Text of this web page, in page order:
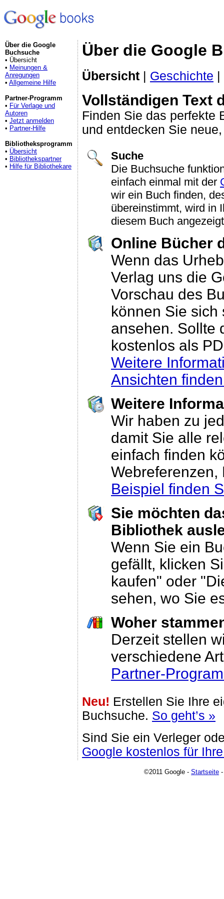
Über die Google
Buchsuche
• Übersicht
• Meinungen &
Anregungen
• Allgemeine Hilfe
Partner-Programm
• Für Verlage und
Autoren
• Jetzt anmelden
• Partner-Hilfe
Bibliotheksprogramm
• Übersicht
• Bibliothekspartner
• Hilfe für Bibliothekare
Über die Google
Übersicht | Geschichte |
Vollständigen Text
Finden Sie das perfekte
und entdecken Sie
Suche
Die Buchsuche
einfach einmal mit der
wir ein Buch finden,
übereinstimmt, wird in
diesem Buch
Online Bücher
Wenn das
Verlag uns die
Vorschau des
können Sie sich
ansehen. Sollte
kostenlos als
Weitere
Ansichten
Weitere
Wir haben zu
damit Sie alle
einfach finden
Beispiel finden
Sie möchten
Bibliothek
Wenn Sie ein
gefällt, klicken
kaufen" oder
sehen, wo Sie
Woher
Derzeit stellen
verschiedene
Partner-
Neu! Erstellen Sie Ihre
Buchsuche. So geht’s »
Sind Sie ein Verleger
Google kostenlos für
©2011 Google - Startseite